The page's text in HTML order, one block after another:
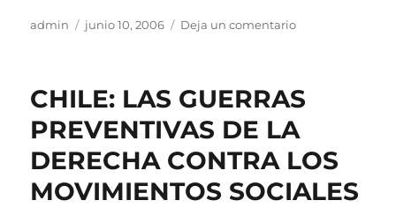
Autor
admin
Publicado
junio 10, 2006 Deja un comentarioen
«NEGOCIO»
A
CARGO
DE
LA
CHILE: LAS GUERRAS
PREVENTIVAS DE LA
DERECHA CONTRA LOS
MOVIMIENTOS SOCIALES